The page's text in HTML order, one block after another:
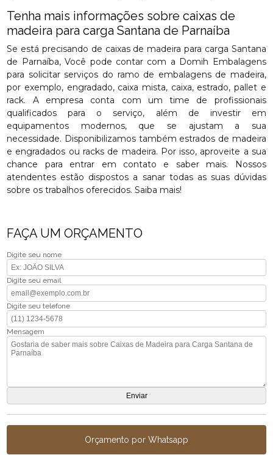
Tenha mais informações sobre caixas de
madeira para carga Santana de Parnaíba
Se está precisando de caixas de madeira para carga Santana
de Parnaíba, Você pode contar com a Domih Embalagens
para solicitar serviços do ramo de embalagens de madeira,
por exemplo, engradado, caixa mista, caixa, estrado, pallet e
rack. A empresa conta com um time de profissionais
qualificados para o serviço, além de investir em
equipamentos modernos, que se ajustam a sua
necessidade. Disponibilizamos também estrados de madeira
e engradados ou racks de madeira. Por isso, aproveite a sua
chance para entrar em contato e saber mais. Nossos
atendentes estão dispostos a sanar todas as suas dúvidas
sobre os trabalhos oferecidos. Saiba mais!
FAÇA UM ORÇAMENTO
Digite seu nome
Digite seu email
Digite seu telefone
Mensagem
Orçamento por Whatsapp